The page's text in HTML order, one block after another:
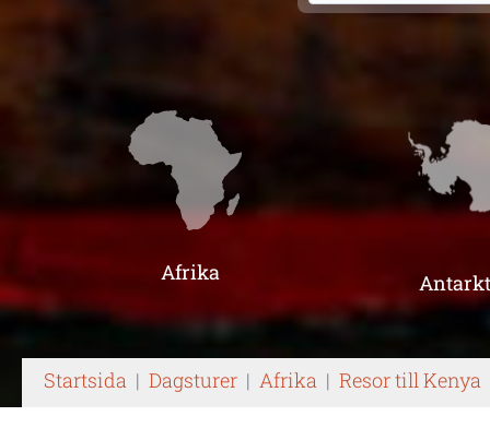
Afrika
Startsida | Dagsturer | Afrika | Resor till Kenya